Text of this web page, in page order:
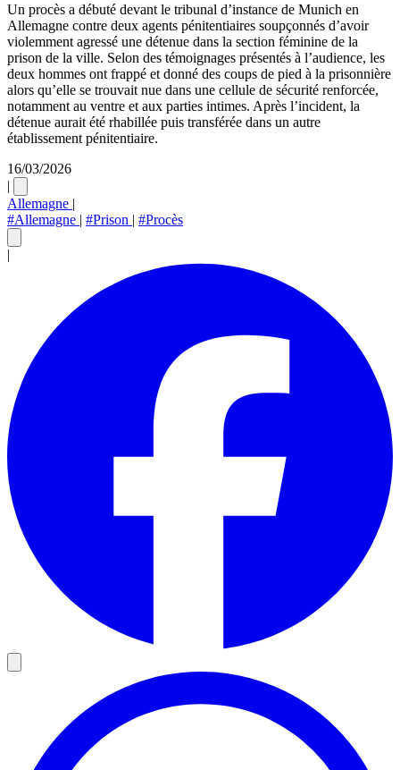
Un procès a débuté devant le tribunal d’instance de Munich en
Allemagne contre deux agents pénitentiaires soupçonnés d’avoir
violemment agressé une détenue dans la section féminine de la
prison de la ville. Selon des témoignages présentés à l’audience, les
deux hommes ont frappé et donné des coups de pied à la prisonnière
alors qu’elle se trouvait nue dans une cellule de sécurité renforcée,
notamment au ventre et aux parties intimes. Après l’incident, la
détenue aurait été rhabillée puis transférée dans un autre
établissement pénitentiaire.
16/03/2026
|
Allemagne |
#Allemagne | #Prison | #Procès
|